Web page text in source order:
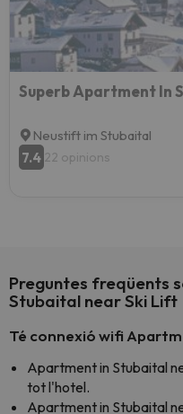
Neustift im Stubaital
7.4 22 opinions
Preguntes freqüents
Stubaital near Ski Lift
Té connexió wifi
Apartment in Stubaital
tot l'hotel.
Apartment in Stubaital